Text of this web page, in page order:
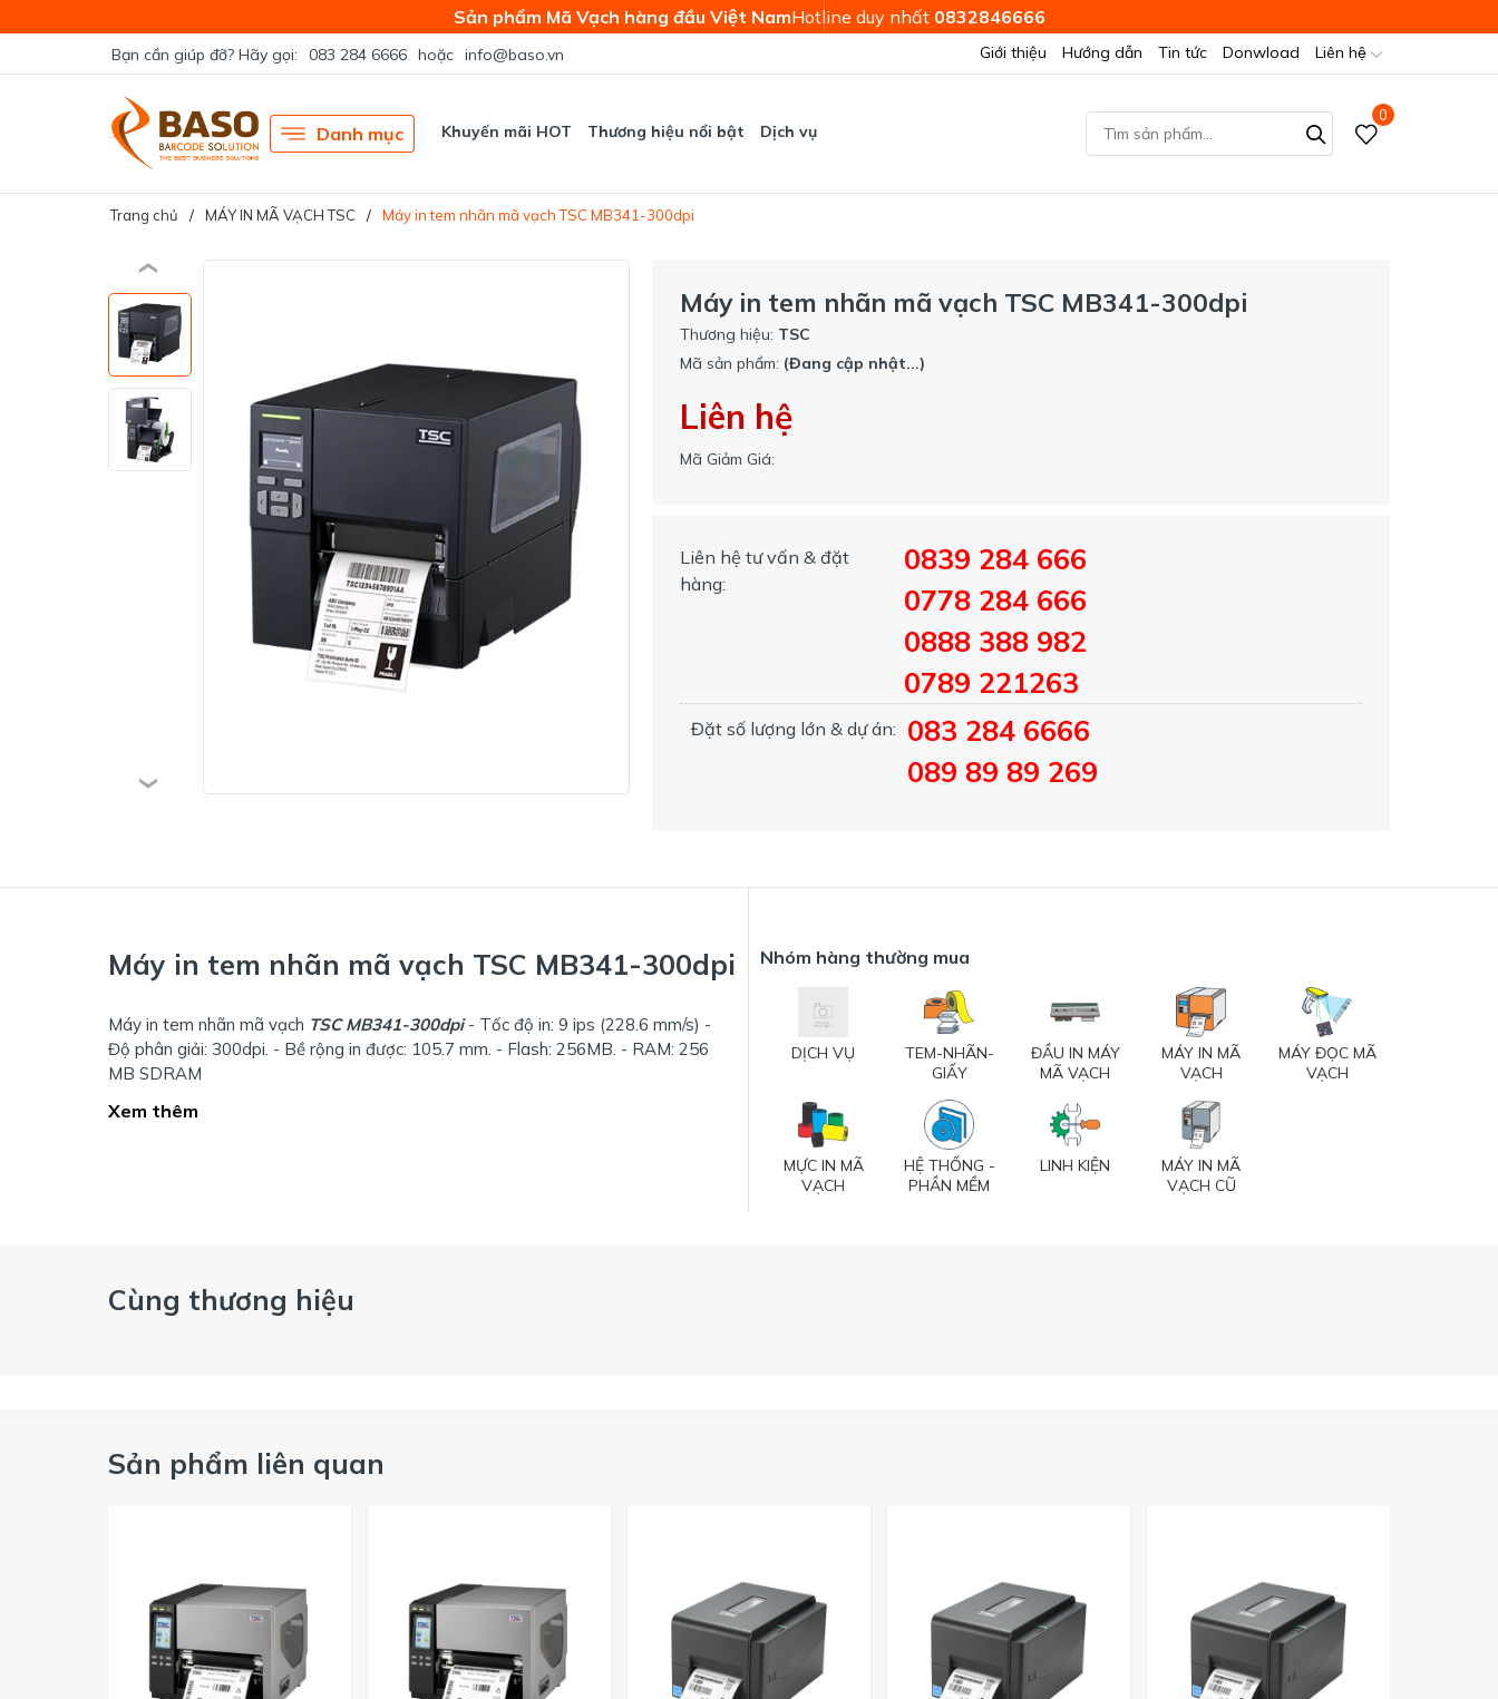
Sản phẩm Mã Vạch hàng đầu Việt NamHotline duy nhất 0832846666
Bạn cần giúp đỡ? Hãy gọi: 083 284 6666 hoặc info@baso.vn Giới thiệu Hướng dẫn Tin tức Donwload Liên hệ
Danh mục Khuyến mãi HOT Thương hiệu nổi bật Dịch vụ
0
Trang chủ MÁY IN MÃ VẠCH TSC Máy in tem nhãn mã vạch TSC MB341-300dpi
Máy in tem nhãn mã vạch TSC MB341-300dpi
Thương hiệu: TSC
Mã sản phẩm: (Đang cập nhật...)
Liên hệ
Mã Giảm Giá:
Liên hệ tư vấn & đặt
hàng:
0839 284 666
0778 284 666
0888 388 982
0789 221263
Đặt số lượng lớn & dự án: 083 284 6666
089 89 89 269
Máy in tem nhãn mã vạch TSC MB341-300dpi
Máy in tem nhãn mã vạch TSC MB341-300dpi- Tốc độ in: 9 ips (228.6 mm/s) -
Độ phân giải: 300dpi. - Bề rộng in được: 105.7 mm. - Flash: 256MB. - RAM: 256
MB SDRAM
Xem thêm
Nhóm hàng thường mua
DỊCH VỤ
TEM-NHÃN-
GIẤY
ĐẦU IN MÁY
MÃ VẠCH
MÁY IN MÃ
VẠCH
MÁY ĐỌC MÃ
VẠCH
MỰC IN MÃ
VẠCH
HỆ THỐNG -
PHẦN MỀM
LINH KIỆN
MÁY IN MÃ
VẠCH CŨ
Cùng thương hiệu
Sản phẩm liên quan